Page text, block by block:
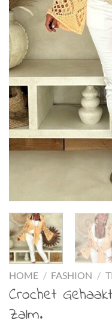
HOME / FASHION /
Crochet
Zalm.